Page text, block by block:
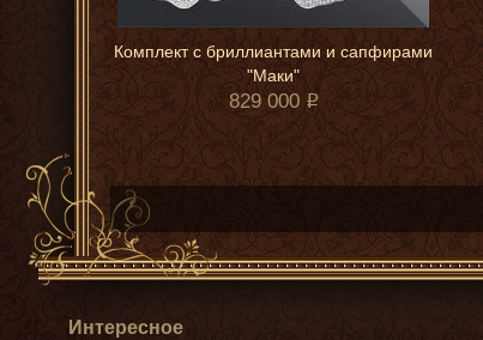
Комплект с бриллиантами и сапфирами
"Маки"
829 000
Интересное